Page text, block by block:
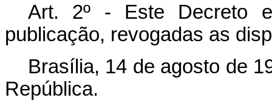
Art. 2º - Este Decreto
publicação, revogadas as
Brasília, 14 de agosto de
República.